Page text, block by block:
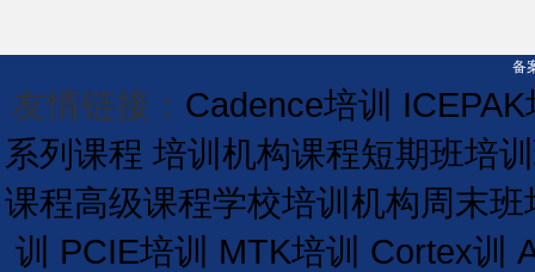
备
友情链接： Cadence培训
系列课程 培训机构课程短期班培训
课程高级课程学校培训 机构周末班
训 PCIE培训 MTK培训 Cortex训